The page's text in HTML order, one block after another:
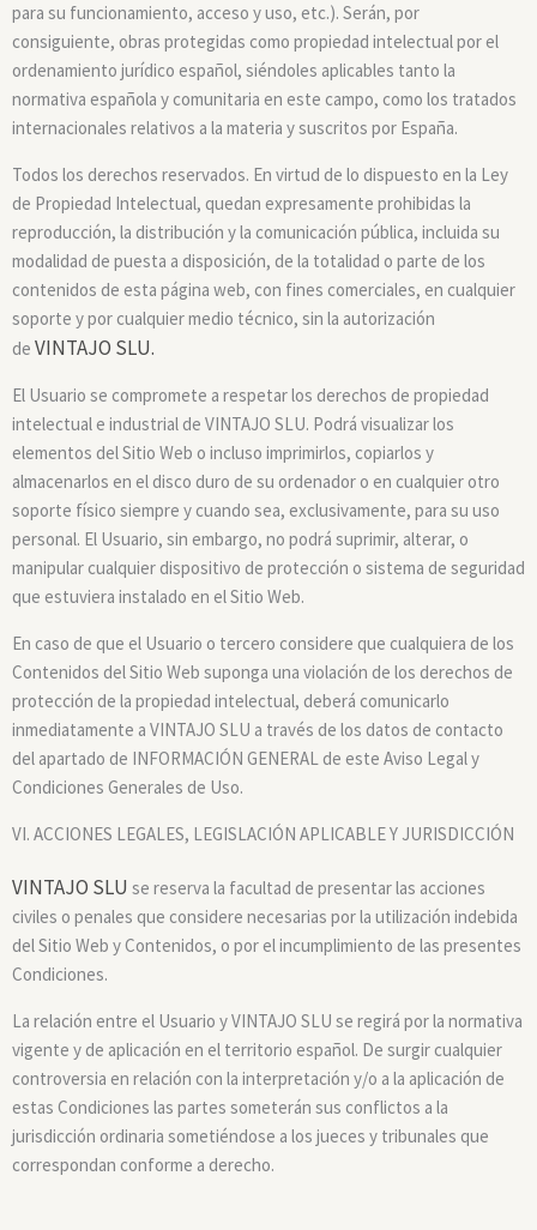
para su funcionamiento, acceso y uso, etc.). Serán, por
consiguiente, obras protegidas como propiedad intelectual por el
ordenamiento jurídico español, siéndoles aplicables tanto la
normativa española y comunitaria en este campo, como los tratados
internacionales relativos a la materia y suscritos por España.
Todos los derechos reservados. En virtud de lo dispuesto en la Ley
de Propiedad Intelectual, quedan expresamente prohibidas la
reproducción, la distribución y la comunicación pública, incluida su
modalidad de puesta a disposición, de la totalidad o parte de los
contenidos de esta página web, con fines comerciales, en cualquier
soporte y por cualquier medio técnico, sin la autorización
de VINTAJO SLU.
El Usuario se compromete a respetar los derechos de propiedad
intelectual e industrial de VINTAJO SLU. Podrá visualizar los
elementos del Sitio Web o incluso imprimirlos, copiarlos y
almacenarlos en el disco duro de su ordenador o en cualquier otro
soporte físico siempre y cuando sea, exclusivamente, para su uso
personal. El Usuario, sin embargo, no podrá suprimir, alterar, o
manipular cualquier dispositivo de protección o sistema de seguridad
que estuviera instalado en el Sitio Web.
En caso de que el Usuario o tercero considere que cualquiera de los
Contenidos del Sitio Web suponga una violación de los derechos de
protección de la propiedad intelectual, deberá comunicarlo
inmediatamente a VINTAJO SLU a través de los datos de contacto
del apartado de INFORMACIÓN GENERAL de este Aviso Legal y
Condiciones Generales de Uso.
VI. ACCIONES LEGALES, LEGISLACIÓN APLICABLE Y JURISDICCIÓN
VINTAJO SLU se reserva la facultad de presentar las acciones
civiles o penales que considere necesarias por la utilización indebida
del Sitio Web y Contenidos, o por el incumplimiento de las presentes
Condiciones.
La relación entre el Usuario y VINTAJO SLU se regirá por la normativa
vigente y de aplicación en el territorio español. De surgir cualquier
controversia en relación con la interpretación y/o a la aplicación de
estas Condiciones las partes someterán sus conflictos a la
jurisdicción ordinaria sometiéndose a los jueces y tribunales que
correspondan conforme a derecho.